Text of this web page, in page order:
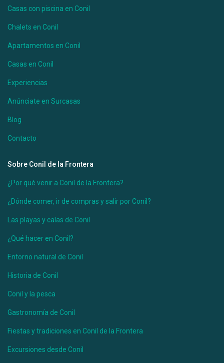
Casas con piscina en Conil
Chalets en Conil
Apartamentos en Conil
Casas en Conil
Experiencias
Anúnciate en Surcasas
Blog
Contacto
Sobre Conil de la Frontera
¿Por qué venir a Conil de la Frontera?
¿Dónde comer, ir de compras y salir por Conil?
Las playas y calas de Conil
¿Qué hacer en Conil?
Entorno natural de Conil
Historia de Conil
Conil y la pesca
Gastronomía de Conil
Fiestas y tradiciones en Conil de la Frontera
Excursiones desde Conil